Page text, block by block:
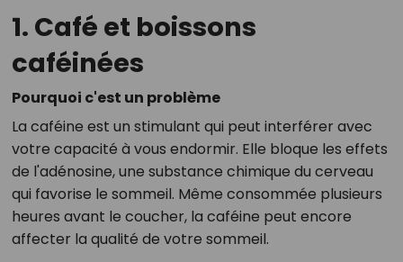
1. Café et boissons
caféinées
Pourquoi c'est un problème
La caféine est un stimulant qui peut interférer avec
votre capacité à vous endormir. Elle bloque les effets
de l'adénosine, une substance chimique du cerveau
qui favorise le sommeil. Même consommée plusieurs
heures avant le coucher, la caféine peut encore
affecter la qualité de votre sommeil.